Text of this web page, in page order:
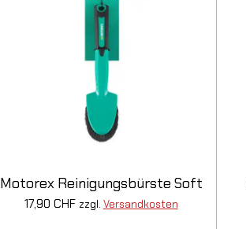
Motorex Reinigungsbürste Soft
17,90 CHF zzgl. Versandkosten